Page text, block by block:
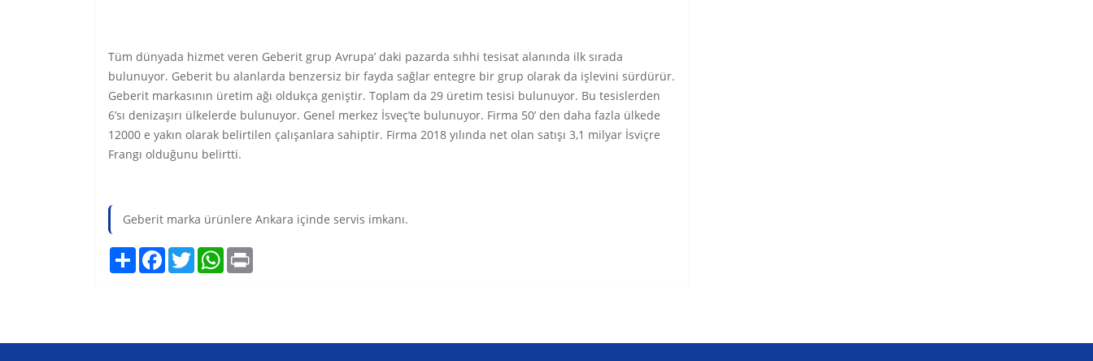
Tüm dünyada hizmet veren Geberit grup Avrupa’ daki pazarda sıhhi tesisat alanında ilk sırada
bulunuyor. Geberit bu alanlarda benzersiz bir fayda sağlar entegre bir grup olarak da işlevini sürdürür.
Geberit markasının üretim ağı oldukça geniştir. Toplam da 29 üretim tesisi bulunuyor. Bu tesislerden
6’sı denizaşırı ülkelerde bulunuyor. Genel merkez İsveç’te bulunuyor. Firma 50’ den daha fazla ülkede
12000 e yakın olarak belirtilen çalışanlara sahiptir. Firma 2018 yılında net olan satışı 3,1 milyar İsviçre
Frangı olduğunu belirtti.
Geberit marka ürünlere Ankara içinde servis imkanı.
Share FacebookTwitterWhatsApp